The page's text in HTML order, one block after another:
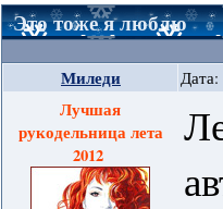
Это тоже я люблю
Миледи
Лучшая
рукодельница лета
2012